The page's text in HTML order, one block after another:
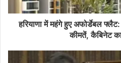
हरियाणा में महंगे हुए अफोर्डेबल
कीमतें, कैबिनेट